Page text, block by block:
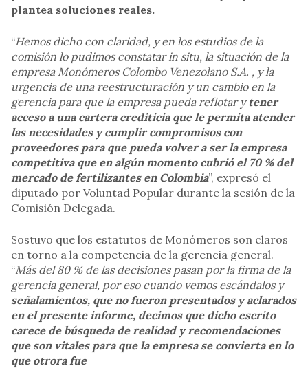
plantea soluciones reales.
“Hemos dicho con claridad, y en los estudios de la
comisión lo pudimos constatar in situ, la situación de la
empresa Monómeros Colombo Venezolano S.A. , y la
urgencia de una reestructuración y un cambio en la
gerencia para que la empresa pueda reflotar ytener
acceso a una cartera crediticia que le permita atender
las necesidades y cumplir compromisos con
proveedores para que pueda volver a ser la empresa
competitiva que en algún momento cubrió el 70 % del
mercado de fertilizantes en Colombia”, expresó el
diputado por Voluntad Popular durante la sesión de la
Comisión Delegada.
Sostuvo que los estatutos de Monómeros son claros
en torno a la competencia de la gerencia general.
“Más del 80 % de las decisiones pasan por la firma de la
gerencia general, por eso cuando vemos escándalos y
señalamientos, que no fueron presentados y aclarados
en el presente informe, decimos que dicho escrito
carece de búsqueda de realidad y recomendaciones
que son vitales para que la empresa se convierta en lo
que otrora fue